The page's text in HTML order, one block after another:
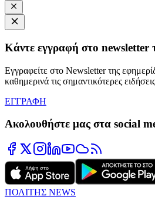
Κάντε εγγραφή στο newsletter
Εγγραφείτε στο Newsletter της
καθημερινά τις σημαντικότερες
ΕΓΓΡΑΦΗ
Ακολουθήστε μας στα social
ΠΟΛΙΤΗΣ NEWS